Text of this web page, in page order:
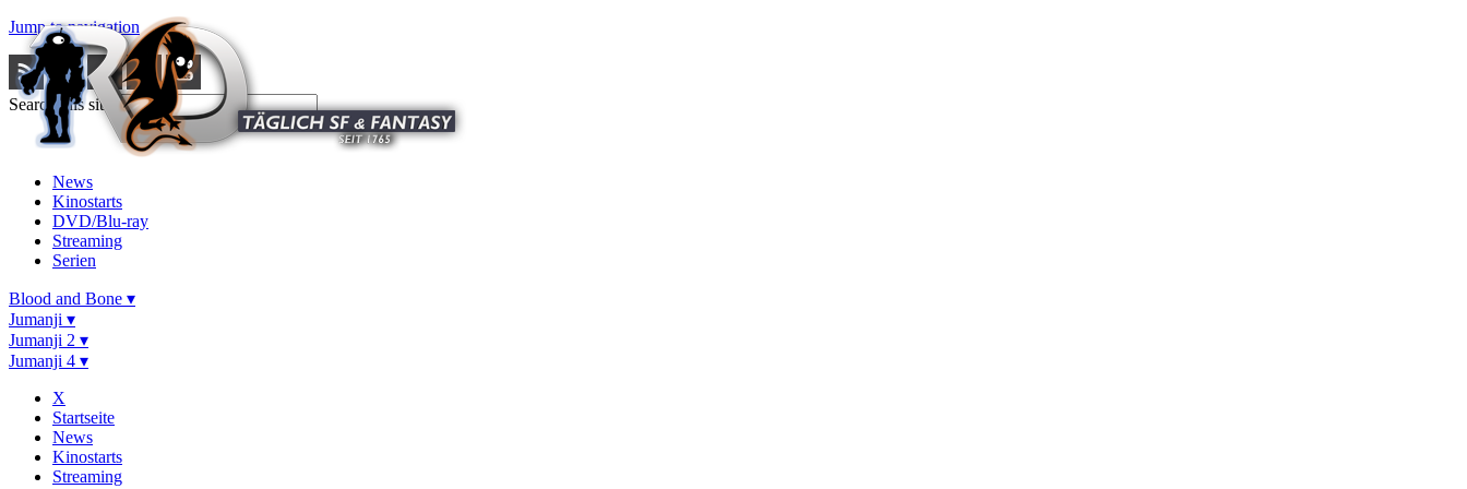
Jump to navigation
Search this site
News
Kinostarts
DVD/Blu-ray
Streaming
Serien
Blood and Bone ▾
Jumanji ▾
Jumanji 2 ▾
Jumanji 4 ▾
X
Startseite
News
Kinostarts
Streaming